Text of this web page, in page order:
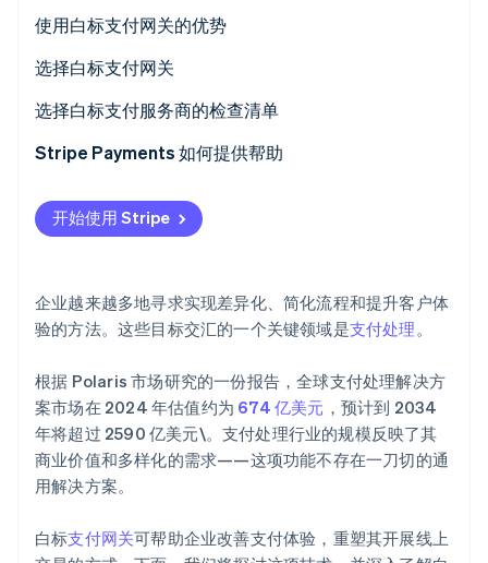
使用白标支付网关的优势
控制与定制
成本和时间效率
安全与合规
选择白标支付网关
业务需求和目标
成本和收益
提供商和产品
选择白标支付服务商的检查清单
Stripe Payments 如何提供帮助
开始使用 Stripe
企业越来越多地寻求实现差异化、简化流程和提升客户体
验的方法。这些目标交汇的一个关键领域是支付处理。
根据 Polaris 市场研究的一份报告，全球支付处理解决方
案市场在 2024 年估值约为 674 亿美元 ，预计到 2034
年将超过 2590 亿美元\。支付处理行业的规模反映了其
商业价值和多样化的需求——这项功能不存在一刀切的通
用解决方案。
白标支付网关可帮助企业改善支付体验，重塑其开展线上